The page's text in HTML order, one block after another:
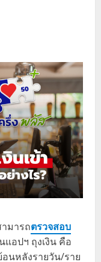
มารถตรวจสอบ
แอปฯ ถุงเงิน คือ
อนหลังรายวัน/ราย